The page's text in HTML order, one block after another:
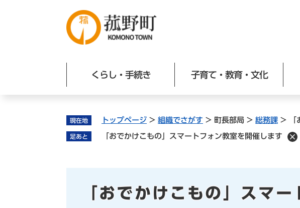
くらし・手続き 子育て・教育・文化
現在地 トップページ > 組織でさがす > 町長部局 > 総務課 >
足あと 「おでかけこもの」スマートフォン教室を開催します
「おでかけこもの」スマ